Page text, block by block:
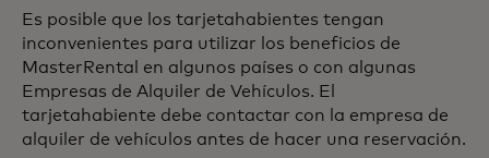
Es posible que los tarjetahabientes tengan
inconvenientes para utilizar los beneficios de
MasterRental en algunos países o con algunas
Empresas de Alquiler de Vehículos. El
tarjetahabiente debe contactar con la empresa de
alquiler de vehículos antes de hacer una reservación.